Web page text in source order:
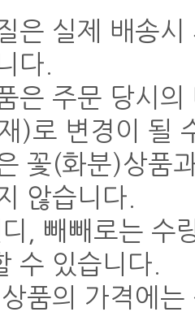
은 실제 배송시
다.
은 주문 당시의
)로 변경이 될
꽃(화분)상품
않습니다.
, 빼빼로는 수
수 있습니다.
품의 가격에는